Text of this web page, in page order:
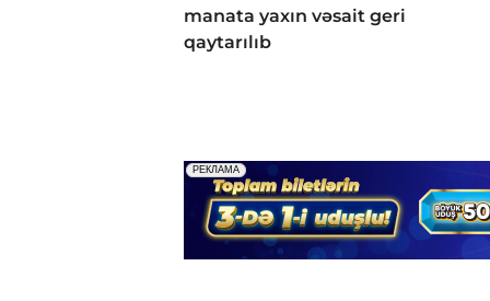
manata yaxın vəsait geri
qaytarılıb